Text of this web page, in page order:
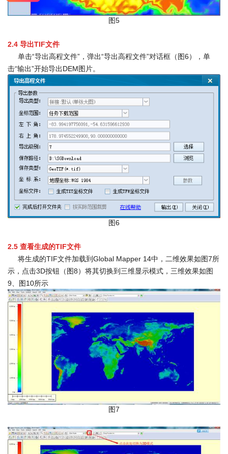
图5
2.4 导出TIF文件
单击“导出高程文件”，弹出“导出高程文件”对话框（图6），单
击“输出”开始导出DEM图片。
图6
2.5 查看生成的TIF文件
将生成的TIF文件加载到Global Mapper 14中，二维效果如图7所
示，点击3D按钮（图8）将其切换到三维显示模式，三维效果如图
9、图10所示
图7